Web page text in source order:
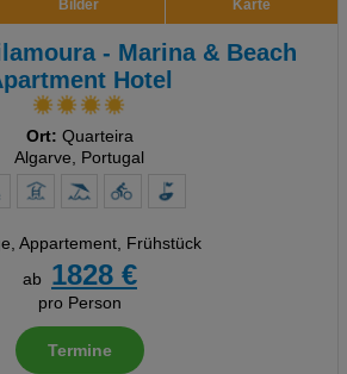
Bilder Karte
- Marina & Beach
Hotel
Ort: Quarteira
Algarve, Portugal
, Appartement, Frühstück
ab
1828 €
pro Person
Termine